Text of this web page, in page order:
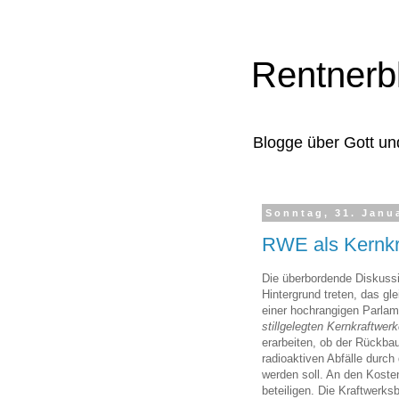
Blogge über Gott
Sonntag, 31.
RWE als
Die überbordende
Hintergrund treten, das
einer hochrangigen
stillgelegten
erarbeiten, ob der
radioaktiven Abfälle
werden soll. An den
beteiligen. Die